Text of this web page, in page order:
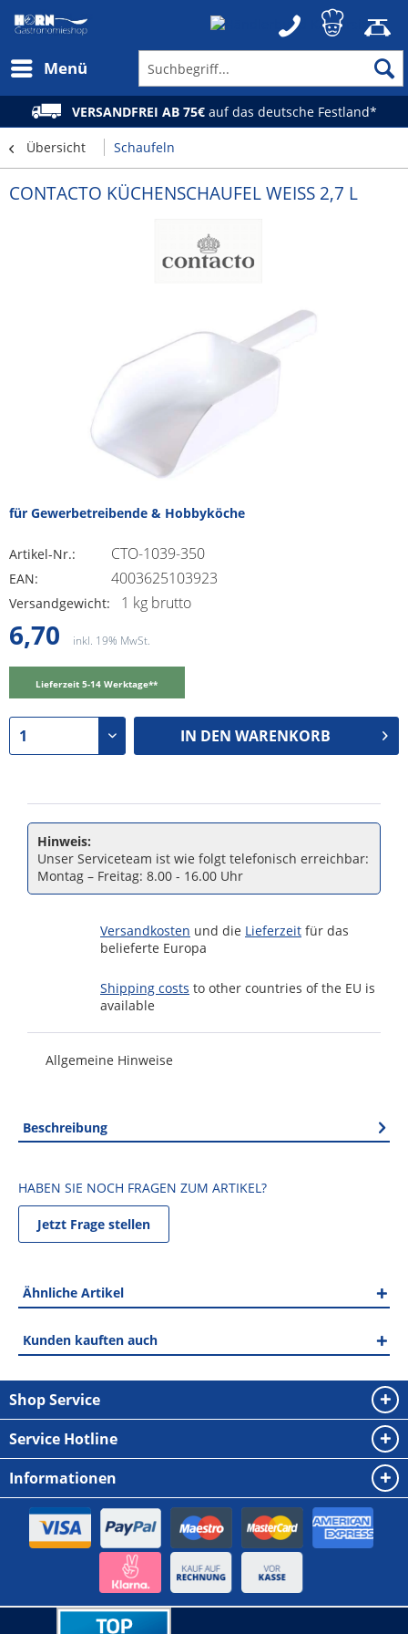
Menü
VERSANDFREI AB 75€ auf das deutsche Festland*
Übersicht Schaufeln
CONTACTO KÜCHENSCHAUFEL WEISS 2,7 L
für Gewerbetreibende & Hobbyköche
Artikel-Nr.: CTO-1039-350
EAN: 4003625103923
Versandgewicht: 1 kg brutto
6,70 inkl. 19% MwSt.
Lieferzeit 5-14 Werktage**
IN DEN WARENKORB
Hinweis:
Unser Serviceteam ist wie folgt telefonisch erreichbar:
Montag – Freitag: 8.00 - 16.00 Uhr
Versandkosten und die Lieferzeit für das
belieferte Europa
Shipping costs to other countries of the EU is
available
Allgemeine Hinweise
Beschreibung
HABEN SIE NOCH FRAGEN ZUM ARTIKEL?
Jetzt Frage stellen
Ähnliche Artikel
Kunden kauften auch
Shop Service
Service Hotline
Informationen